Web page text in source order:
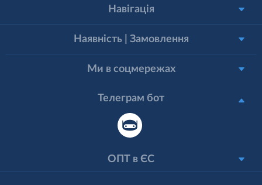
Навігація
Наявність | Замовлення
Ми в соцмережах
Телеграм бот
ОПТ в ЄС